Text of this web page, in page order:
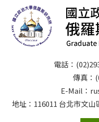
電話：
傳真：
E-Mail：
地址：116011 台北市文